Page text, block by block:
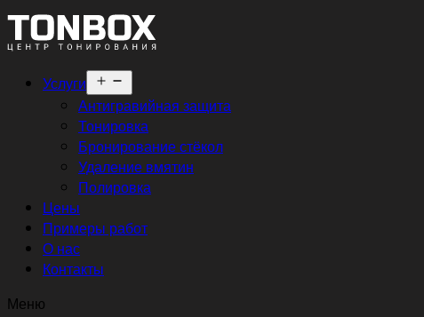
Услуги
меню
Антигравийная защита
Тонировка
Бронирование стёкол
Удаление вмятин
Полировка
Цены
Примеры работ
О нас
Контакты
Меню